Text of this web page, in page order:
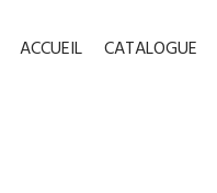
ACCUEIL CATALOGUE